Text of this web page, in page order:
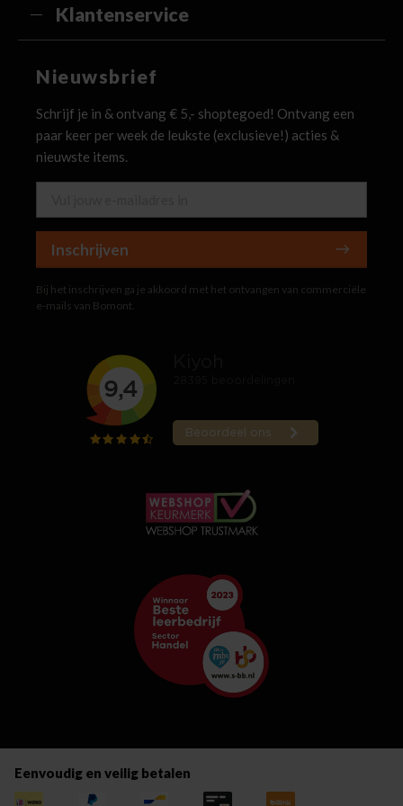
Klantenservice
Nieuwsbrief
Schrijf je in & ontvang € 5,- shoptegoed! Ontvang een
paar keer per week de leukste (exclusieve!) acties &
nieuwste items.
Inschrijven
Bij het inschrijven ga je akkoord met het ontvangen van commerciële
e-mails van Bomont.
Eenvoudig en veilig betalen